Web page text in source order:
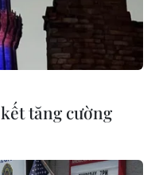
tăng cường